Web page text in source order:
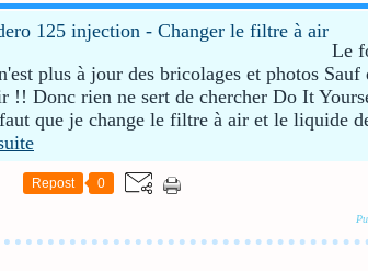
Le
plus à jour des bricolages et photos
!! Donc rien ne sert de chercher Do It
que je change le filtre à air et le liquide
Repost 0